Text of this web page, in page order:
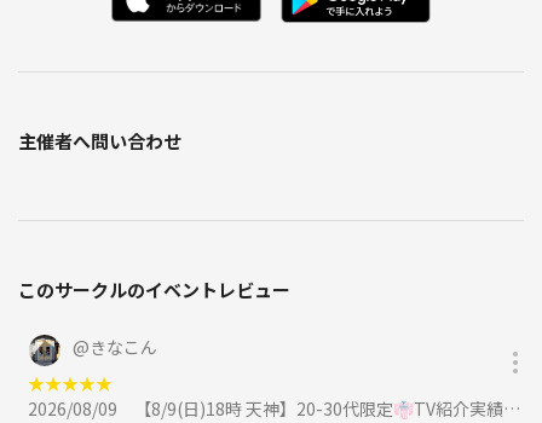
・勧誘・営業・告知・引き抜き・しつこいナンパ・暴言など
サークルやイベントの輪を乱す行動をする方、運営側の指示に従ってい
は、参加をお断りする場合がございます。
———
夏本番、バーベキューで新しい友達や最高の想い出を一緒に作りません
か？「気になるけど初めてで不安…」そんな方もぜひお気軽にご参加く
ださい😊
主催者へ問い合わせ
このサークルのイベントレビュー
@きなこん
★★★★★
2026/08/09
【8/9(日)18時 天神】20-30代限定👘TV紹介実績No.1！レンタル浴衣＆着付けで夏の納涼祭/満席続出！に参加